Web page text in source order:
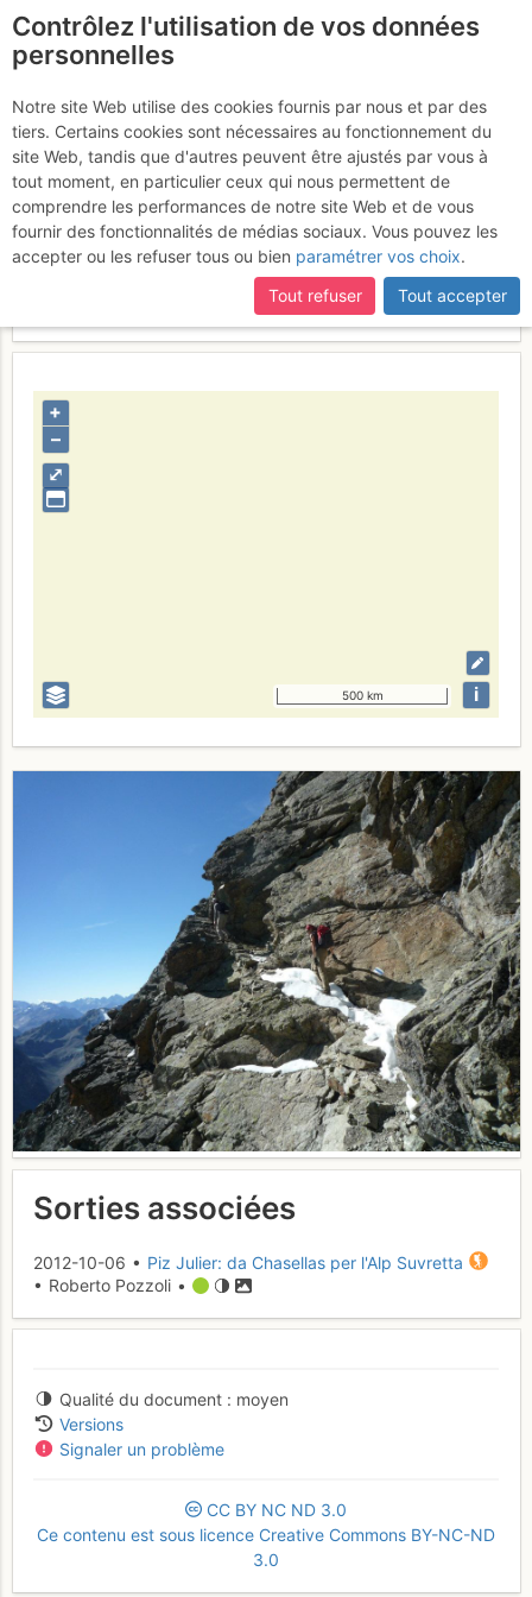
Passaggi attrezzati
Activités
Contributeur
Roberto Pozzoli
Type d'image (licence)
individuel (CC by-nc-nd)
1349632106_286721915.jpg
⤢
+
–
500 km i
Sorties associées
2012-10-06 • Piz Julier: da Chasellas per l'Alp Suvretta
• Roberto Pozzoli •
Qualité du document
moyen
Versions
Signaler un problème
CC BY NC ND 3.0
Ce contenu est sous licence Creative Commons BY-NC-ND
3.0
Contrôlez l'utilisation de vos données
personnelles
Notre site Web utilise des cookies fournis par nous et par des
tiers. Certains cookies sont nécessaires au fonctionnement du
site Web, tandis que d'autres peuvent être ajustés par vous à
tout moment, en particulier ceux qui nous permettent de
comprendre les performances de notre site Web et de vous
fournir des fonctionnalités de médias sociaux. Vous pouvez les
accepter ou les refuser tous ou bien paramétrer vos choix.
Tout refuser
Tout accepter